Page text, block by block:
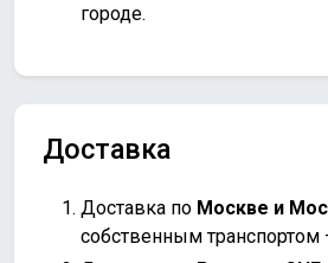
городе.
Доставка
Доставка по Москве и
собственным транспортом